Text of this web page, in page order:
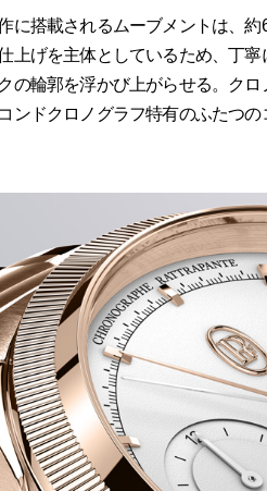
に搭載されるムーブメントは、約
上げを主体としているため、丁
の輪郭を浮かび上がらせる。ク
ンドクロノグラフ特有のふたつ